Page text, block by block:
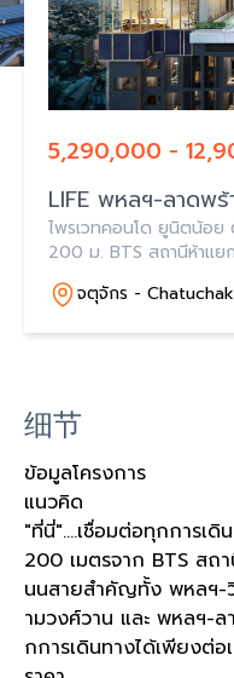
5,290,000 -
LIFE พหลฯ-ลาดพร้
ไพรเวทคอนโด ยูนิตน้อย
200 ม. BTS สถานีห้าแย
𝗙𝗥𝗘𝗘 𝗘𝗫𝗖𝗟𝗨𝗦𝗜𝗩𝗘
200,000 บาท*
จตุจักร - Chatuchak
细节
ข้อมูลโครงการ
แนวคิด
"ที่นี่"....เชื่อมต่อทุกการเ
200 เมตรจาก BTS สถ
นนสายสำคัญทั้ง พหลฯ-
ามวงศ์วาน และ พหลฯ-ล
กการเดินทางได้เพียงต่อ